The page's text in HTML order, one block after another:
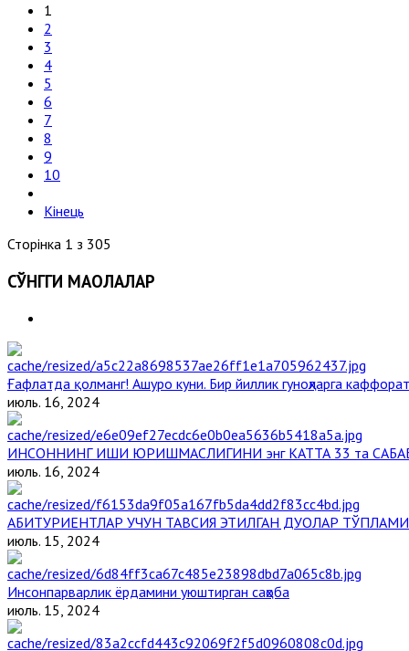
1
2
3
4
5
6
7
8
9
10
Кінець
Сторінка 1 з 305
СЎНГГИ МАҚОЛАЛАР
Ғафлатда қолманг! Ашуро куни. Бир йиллик гуноҳларга
июль. 16, 2024
ИНСОННИНГ ИШИ ЮРИШМАСЛИГИНИ энг КАТТА 33 та
июль. 16, 2024
АБИТУРИЕНТЛАР УЧУН ТАВСИЯ ЭТИЛГАН ДУОЛАР ТЎПЛАМИ
июль. 15, 2024
Инсонпарварлик ёрдамини уюштирган саҳоба
июль. 15, 2024